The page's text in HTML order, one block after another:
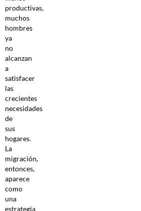
productivas,
muchos
hombres
ya
no
alcanzan
a
satisfacer
las
crecientes
necesidades
de
sus
hogares.
La
migración,
entonces,
aparece
como
una
estrategia